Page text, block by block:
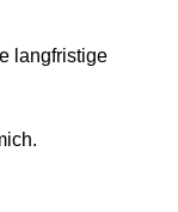
langfristige